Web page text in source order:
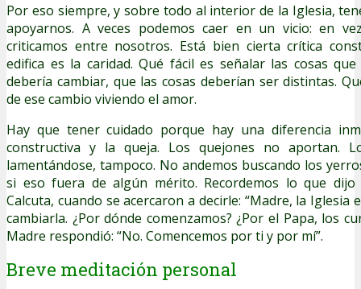
Por eso siempre, y sobre todo al interior de la Iglesia,
apoyarnos. A veces podemos caer en un vicio: en
criticamos entre nosotros. Está bien cierta crítica
edifica es la caridad. Qué fácil es señalar las cosas
debería cambiar, que las cosas deberían ser distintas.
de ese cambio viviendo el amor.
Hay que tener cuidado porque hay una diferencia
constructiva y la queja. Los quejones no aportan.
lamentándose, tampoco. No andemos buscando los
si eso fuera de algún mérito. Recordemos lo que
Calcuta, cuando se acercaron a decirle: “Madre, la Iglesia
cambiarla. ¿Por dónde comenzamos? ¿Por el Papa, los
Madre respondió: “No. Comencemos por ti y por mí”.
Breve meditación personal